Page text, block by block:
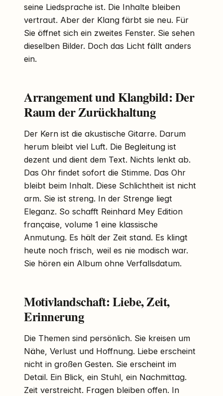
seine Liedsprache ist. Die Inhalte bleiben
vertraut. Aber der Klang färbt sie neu. Für
Sie öffnet sich ein zweites Fenster. Sie sehen
dieselben Bilder. Doch das Licht fällt anders
ein.
Arrangement und Klangbild: Der
Raum der Zurückhaltung
Der Kern ist die akustische Gitarre. Darum
herum bleibt viel Luft. Die Begleitung ist
dezent und dient dem Text. Nichts lenkt ab.
Das Ohr findet sofort die Stimme. Das Ohr
bleibt beim Inhalt. Diese Schlichtheit ist nicht
arm. Sie ist streng. In der Strenge liegt
Eleganz. So schafft Reinhard Mey Edition
française, volume 1 eine klassische
Anmutung. Es hält der Zeit stand. Es klingt
heute noch frisch, weil es nie modisch war.
Sie hören ein Album ohne Verfallsdatum.
Motivlandschaft: Liebe, Zeit,
Erinnerung
Die Themen sind persönlich. Sie kreisen um
Nähe, Verlust und Hoffnung. Liebe erscheint
nicht in großen Gesten. Sie erscheint im
Detail. Ein Blick, ein Stuhl, ein Nachmittag.
Zeit verstreicht. Fragen bleiben offen. In